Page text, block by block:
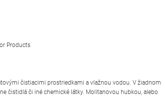
Products
čistiacimi prostriedkami a vlažnou vodou. V žiadnom
čistidlá či iné chemické látky. Molitanovou hubkou, alebo